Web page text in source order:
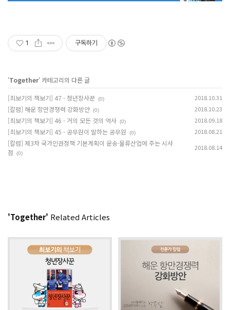
1 구독하기
'Together' 카테고리의 다른 글
[최보기의 책보기] 47 - 청년장사꾼 (0) 2018.10.31
[칼럼] 해운 항만경쟁력 강화방안 (0) 2018.10.23
[최보기의 책보기] 46 - 거의 모든 것의 역사 (0) 2018.09.18
[최보기의 책보기] 45 - 공무원이 말하는 공무원 (0) 2018.08.21
[칼럼] 제3차 국가인권정책 기본계획이 운송·물류산업에 주는 시사
점
(0)
2018.08.14
'Together' Related Articles